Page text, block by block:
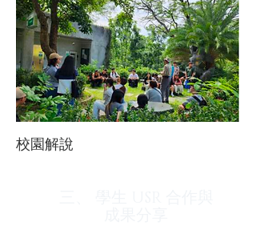
校園解說